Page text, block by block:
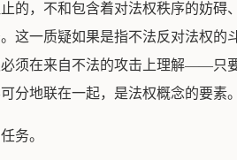
的，不和包含着对法权秩序的妨
这一质疑如果是指不法反对法权
须在来自不法的攻击上理解——
分地联在一起，是法权概念的要素。
务。